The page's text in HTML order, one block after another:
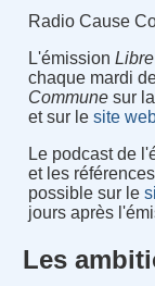
Radio Cause
L'émission
chaque mardi
Communesur la
et sur le site
Le podcast de
et les
possible sur le
jours après
Les